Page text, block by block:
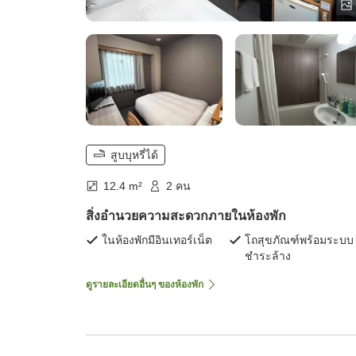
สูบบุหรี่ได้
12.4 m² 2 คน
สิ่งอำนวยความสะดวกภายในห้องพัก
ในห้องพักมีอินเทอร์เน็ต
โถสุขภัณฑ์พร้อมระบบ
ชำระล้าง
ดูรายละเอียดอื่นๆ ของห้องพัก